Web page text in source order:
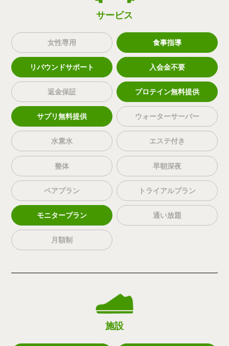
サービス
女性専用 食事指導
リバウンドサポート 入会金不要
返金保証 プロテイン無料提供
サプリ無料提供 ウォーターサーバー
水素水 エステ付き
整体 早朝深夜
ペアプラン トライアルプラン
モニタープラン 通い放題
月額制
施設